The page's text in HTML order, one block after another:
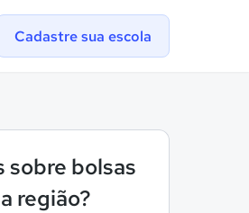
Cadastre sua escola
sobre bolsas
região?